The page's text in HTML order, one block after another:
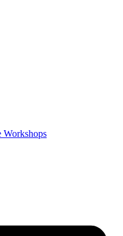
Workshops